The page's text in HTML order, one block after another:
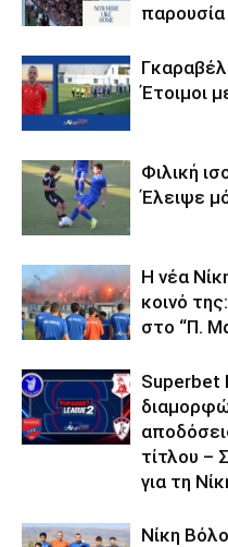
Έτοιμοι
Φιλική
Έλειψε
Η νέα
κοινό
στο “Π.
Superbet
τίτλου –
για τη
Νίκη